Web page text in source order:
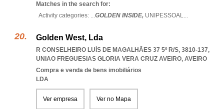
Matches in the search for:
Activity categories: ...GOLDEN INSIDE, UNIPESSOAL...
Golden West, Lda
R CONSELHEIRO LUÍS DE MAGALHÃES 37 5º R/S, 3810-137,
UNIAO FREGUESIAS GLORIA VERA CRUZ AVEIRO, AVEIRO
Compra e venda de bens imobiliários
LDA
Ver empresa Ver no Mapa